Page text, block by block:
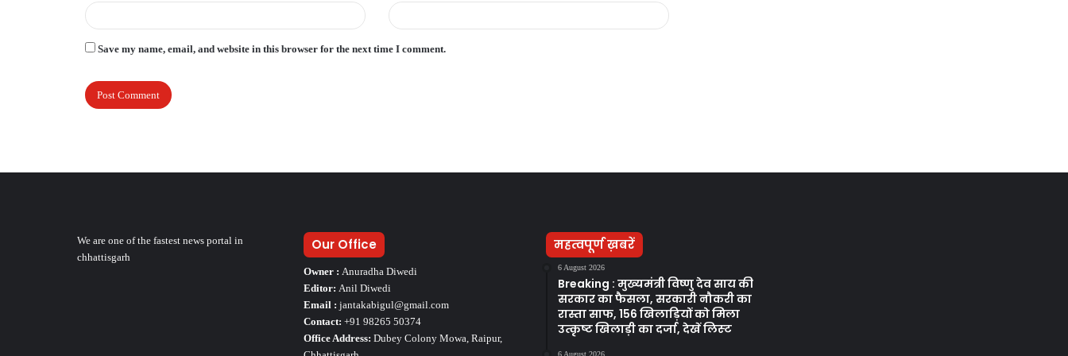
Save my name, email, and website in this browser for the next time I comment.
We are one of the fastest news portal in
chhattisgarh
Our Office
Owner : Anuradha Diwedi
Editor: Anil Diwedi
Email : jantakabigul@gmail.com
Contact: +91 98265 50374
Office Address: Dubey Colony Mowa, Raipur,
महत्वपूर्ण ख़बरें
6 August 2026
Breaking : मुख्यमंत्री विष्णु देव साय की
सरकार का फैसला, सरकारी नौकरी का
रास्ता साफ, 156 खिलाड़ियों को मिला
उत्कृष्ट खिलाड़ी का दर्जा, देखें लिस्‍ट
6 August 2026